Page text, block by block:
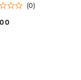
(0)